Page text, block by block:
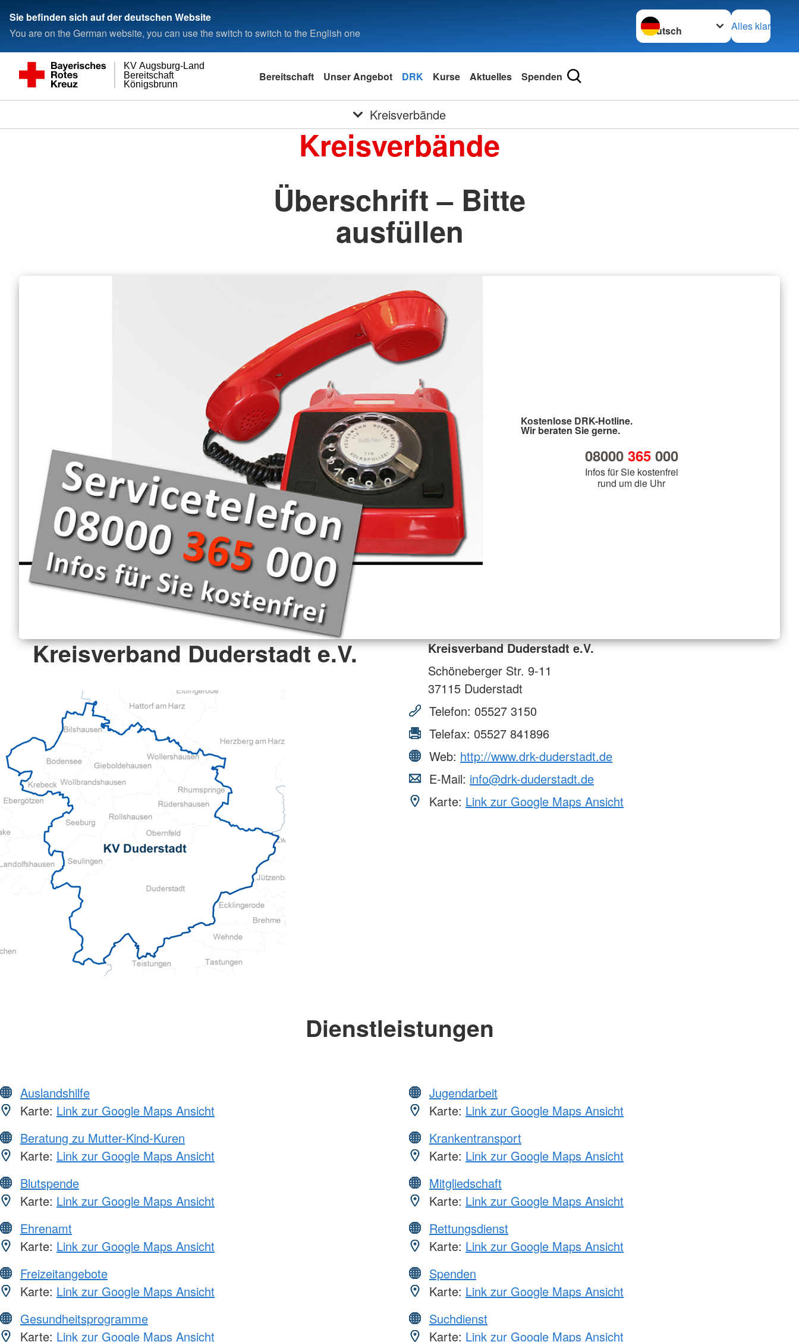
Sie befinden sich auf der deutschen Website
You are on the German website, you can use the switch to switch to the English one
Sprache wechseln zu
Alles klar
Königsbrunn
Bereitschaft
KV Augsburg-Land
Bereitschaft Unser Angebot DRK Kurse Aktuelles Spenden
Kreisverbände
Kreisverbände
Überschrift – Bitte
ausfüllen
Kostenlose DRK-Hotline.
Wir beraten Sie gerne.
08000 365000
Infos für Sie kostenfrei
rund um die Uhr
Kreisverband Duderstadt e.V.
Kreisverband Duderstadt e.V.
Schöneberger Str. 9-11
37115 Duderstadt
Telefon: 05527 3150
Telefax: 05527 841896
Web: http://www.drk-duderstadt.de
E-Mail: info@drk-duderstadt.de
Karte: Link zur Google Maps Ansicht
Dienstleistungen
Auslandshilfe
Karte: Link zur Google Maps Ansicht
Beratung zu Mutter-Kind-Kuren
Karte: Link zur Google Maps Ansicht
Blutspende
Karte: Link zur Google Maps Ansicht
Ehrenamt
Karte: Link zur Google Maps Ansicht
Freizeitangebote
Karte: Link zur Google Maps Ansicht
Gesundheitsprogramme
Karte: Link zur Google Maps Ansicht
Jugendarbeit
Karte: Link zur Google Maps Ansicht
Krankentransport
Karte: Link zur Google Maps Ansicht
Mitgliedschaft
Karte: Link zur Google Maps Ansicht
Rettungsdienst
Karte: Link zur Google Maps Ansicht
Spenden
Karte: Link zur Google Maps Ansicht
Suchdienst
Karte: Link zur Google Maps Ansicht